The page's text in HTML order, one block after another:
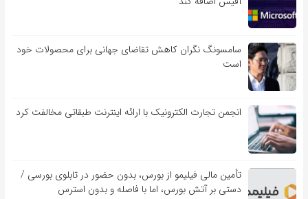
سامسونگ نگران کاهش تقاضای جهانی برای محصولات خود
است
انجمن تجارت الکترونیک با ارائه اینترنت طبقاتی مخالفت کرد
تأمین مالی فیلیمو از بورس، بدون حضور در تابلوی بورسی /
دستی بر آتش بورس، اما با فاصله و بدون استرس